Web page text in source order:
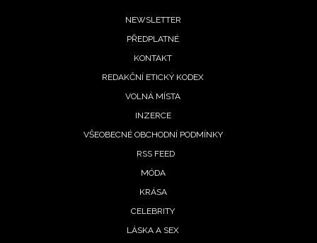
INFORMACE
NEWSLETTER
PŘEDPLATNÉ
KONTAKT
REDAKČNÍ ETICKÝ KODEX
VOLNÁ MÍSTA
INZERCE
VŠEOBECNÉ OBCHODNÍ PODMÍNKY
RSS FEED
MÓDA
KRÁSA
CELEBRITY
LÁSKA A SEX